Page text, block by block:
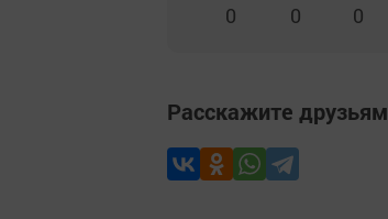
0 0 0
Расскажите друзьям